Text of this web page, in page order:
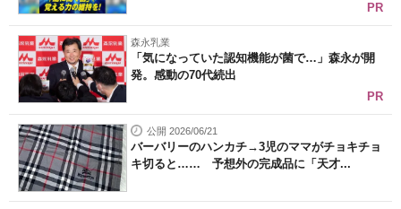
PR
森永乳業
「気になっていた認知機能が菌で…」森永が開
発。感動の70代続出
PR
公開 2026/06/21
バーバリーのハンカチ→3児のママがチョキチョ
キ切ると…… 予想外の完成品に「天才...